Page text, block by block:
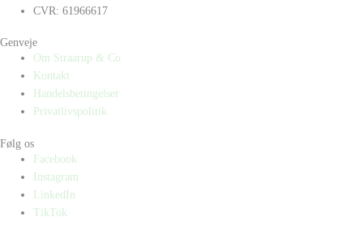
CVR: 61966617
Genveje
Om Straarup & Co
Kontakt
Handelsbetingelser
Privatlivspolitik
Følg os
Facebook
Instagram
LinkedIn
TikTok